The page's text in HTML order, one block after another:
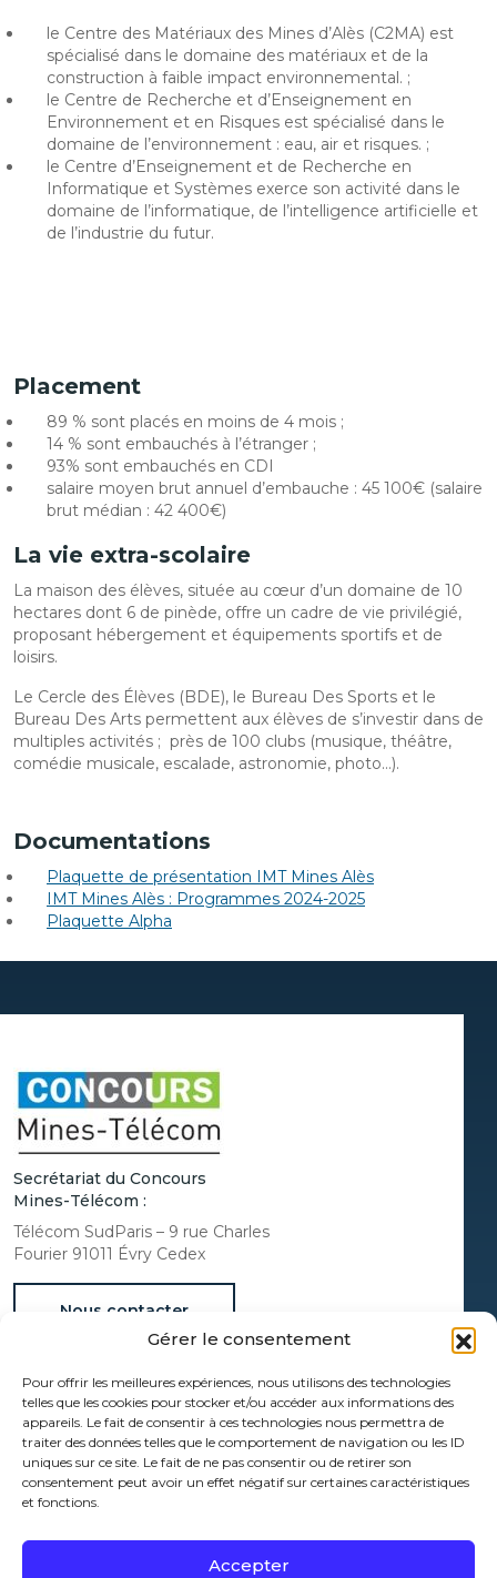
Gérer le consentement
Pour offrir les meilleures expériences, nous utilisons des technologies
telles que les cookies pour stocker et/ou accéder aux informations des
appareils. Le fait de consentir à ces technologies nous permettra de
traiter des données telles que le comportement de navigation ou les ID
uniques sur ce site. Le fait de ne pas consentir ou de retirer son
consentement peut avoir un effet négatif sur certaines caractéristiques
et fonctions.
Accepter
le Centre des Matériaux des Mines d’Alès (C2MA) est
spécialisé dans le domaine des matériaux et de la
construction à faible impact environnemental. ;
le Centre de Recherche et d’Enseignement en
Environnement et en Risques est spécialisé dans le
domaine de l’environnement : eau, air et risques. ;
le Centre d’Enseignement et de Recherche en
Informatique et Systèmes exerce son activité dans le
domaine de l’informatique, de l’intelligence artificielle et
de l’industrie du futur.
Placement
89 % sont placés en moins de 4 mois ;
14 % sont embauchés à l’étranger ;
93% sont embauchés en CDI
salaire moyen brut annuel d’embauche : 45 100€ (salaire
brut médian : 42 400€)
La vie extra-scolaire
La maison des élèves, située au cœur d’un domaine de 10
hectares dont 6 de pinède, offre un cadre de vie privilégié,
proposant hébergement et équipements sportifs et de
loisirs.
Le Cercle des Élèves (BDE), le Bureau Des Sports et le
Bureau Des Arts permettent aux élèves de s’investir dans de
multiples activités ; près de 100 clubs (musique, théâtre,
comédie musicale, escalade, astronomie, photo…).
Documentations
Plaquette de présentation IMT Mines Alès
IMT Mines Alès : Programmes 2024-2025
Plaquette Alpha
Secrétariat du Concours
Mines-Télécom :
Télécom SudParis – 9 rue Charles
Fourier 91011 Évry Cedex
Nous contacter
Espace Presse
Protection des données à caractère personnel
Mentions légales
Administrateur
Politique de cookies (UE)
[wt_cli_manage_consent]